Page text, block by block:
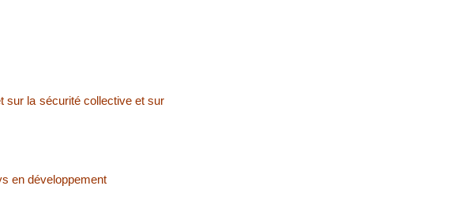
sur la sécurité collective et sur
en développement